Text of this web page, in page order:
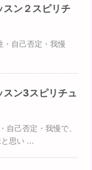
ン２スピリチ
・自己否定・我慢
ン3スピリチュ
自己否定・我慢で、
思い ...